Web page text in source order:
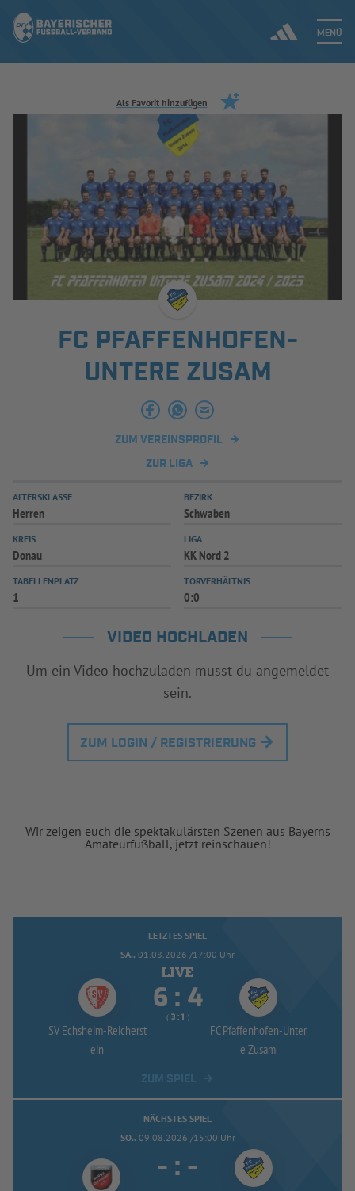
MENÜ
Jetzt einloggen
NEUIGKEITEN
SPIELBETRIEB & VERBANDSLEBEN
INFOTHEK SPIELPLUS
Als Favorit hinzufügen
FC PFAFFENHOFEN-
UNTERE ZUSAM
ZUM VEREINSPROFIL
ZUR LIGA
ALTERSKLASSE
Herren
BEZIRK
Schwaben
KREIS
Donau
LIGA
KK Nord 2
TABELLENPLATZ
1
TORVERHÄLTNIS
0:0
VIDEO HOCHLADEN
Um ein Video hochzuladen musst du angemeldet
sein.
ZUM LOGIN / REGISTRIERUNG
Wir zeigen euch die spektakulärsten Szenen aus Bayerns
Amateurfußball, jetzt reinschauen!
LETZTES SPIEL
SA.. 01.08.2026 /17:00 Uhr
SV Echsheim-Reicherst
ein
 : 
(  :  )
FC Pfaffenhofen-Unter
e Zusam
NÄCHSTES SPIEL
SO.. 09.08.2026 /15:00 Uhr
- : -